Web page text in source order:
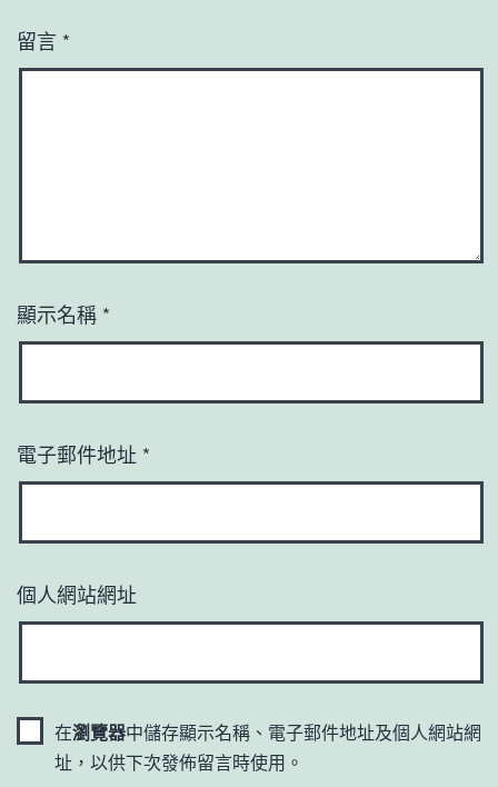
留言 *
顯示名稱 *
電子郵件地址 *
個人網站網址
在瀏覽器中儲存顯示名稱、電子郵件地址及個人網站網
址，以供下次發佈留言時使用。